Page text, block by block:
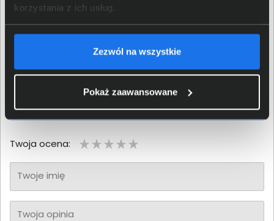
korzystania z ich usług.
Zezwól na wszystkie
Pokaż zaawansowane
3
2
Bądź pierwszy! - zaloguj się na swoje konto i oceń
zakupiony produkt.
Twoja ocena:
Twoje imię
Twoja opinia